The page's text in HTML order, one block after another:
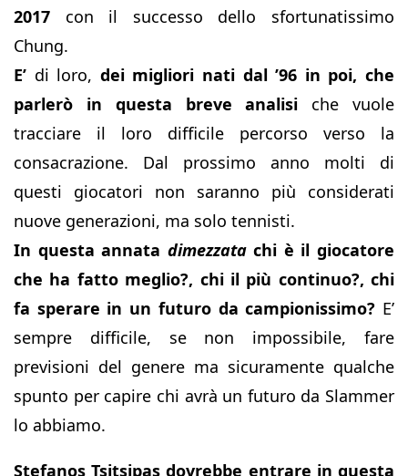
2017 con il successo dello sfortunatissimo
Chung.
E’ di loro, dei migliori nati dal ’96 in poi, che
parlerò in questa breve analisi che vuole
tracciare il loro difficile percorso verso la
consacrazione. Dal prossimo anno molti di
questi giocatori non saranno più considerati
nuove generazioni, ma solo tennisti.
In questa annata dimezzatachi è il giocatore
che ha fatto meglio?, chi il più continuo?, chi
fa sperare in un futuro da campionissimo? E’
sempre difficile, se non impossibile, fare
previsioni del genere ma sicuramente qualche
spunto per capire chi avrà un futuro da Slammer
lo abbiamo.
Stefanos Tsitsipas dovrebbe entrare in questa